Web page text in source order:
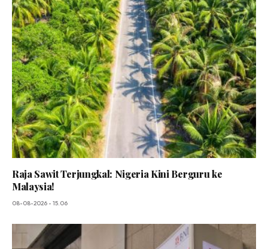
Raja Sawit Terjungkal: Nigeria Kini Berguru ke
Malaysia!
08-08-2026 - 15.06